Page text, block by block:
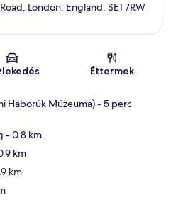
Térkép
London, England, SE1 7RW
Éttermek
Háborúk Múzeuma)- 5 perc
- 0.8 km
km
km